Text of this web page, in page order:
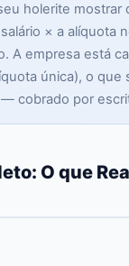
holerite mostrar
× a alíquota
A empresa está
única), o que
cobrado por
O que